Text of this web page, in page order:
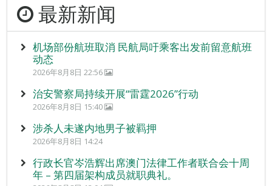
最新新闻
机场部份航班取消 民航局吁乘客出发前留意航班
动态
2026年8月8日 22:56
治安警察局持续开展“雷霆2026”行动
2026年8月8日 15:40
涉杀人未遂内地男子被羁押
2026年8月8日 14:24
行政长官岑浩辉出席澳门法律工作者联合会十周
年 – 第四届架构成员就职典礼。